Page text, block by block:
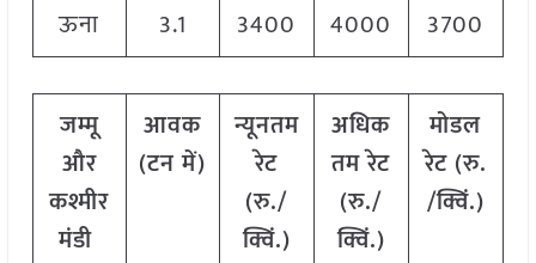
ऊना
3.1 3400 4000 3700
जम्मू
और
कश्मीर
मंडी
आवक
(टन में)
न्यूनतम
रेट
(रु./
क्विं.)
अधिक
तम रेट
(रु./
क्विं.)
मोडल
रेट (रु.
/क्विं.)